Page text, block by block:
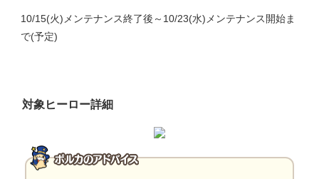
10/15(火)メンテナンス終了後～10/23(水)メンテナンス開始ま
で(予定)
対象ヒーロー詳細